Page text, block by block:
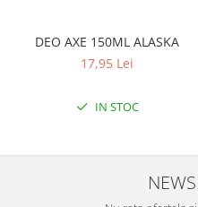
DEO AXE 150ML ALASKA
17,95 Lei
IN STOC